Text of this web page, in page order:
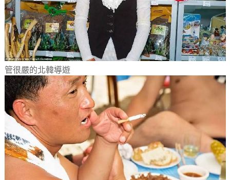
管很嚴的北韓導遊